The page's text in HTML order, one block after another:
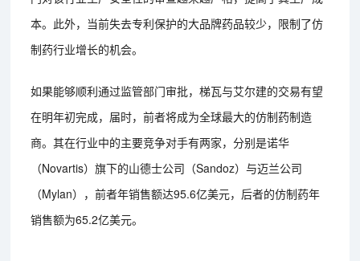
本。此外，当前失去专利保护的大品牌药品较少，限制了仿
制药行业增长的机会。
如果能够顺利通过监管部门审批，梯瓦与艾尔建的交易有望
在明年初完成，届时，前者将成为全球最大的仿制药制造
商。其在行业中的主要竞争对手有两家，分别是诺华
（Novartis）旗下的山德士公司（Sandoz）与迈兰公司
（Mylan），前者年销售额达95.6亿美元，后者的仿制药年
销售额为65.2亿美元。